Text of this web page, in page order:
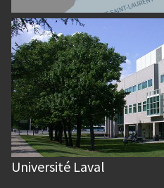
Université Laval